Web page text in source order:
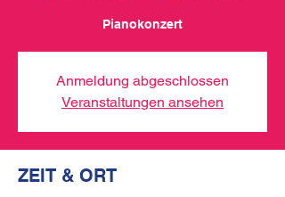
Pianokonzert
Anmeldung abgeschlossen
Veranstaltungen ansehen
ZEIT & ORT